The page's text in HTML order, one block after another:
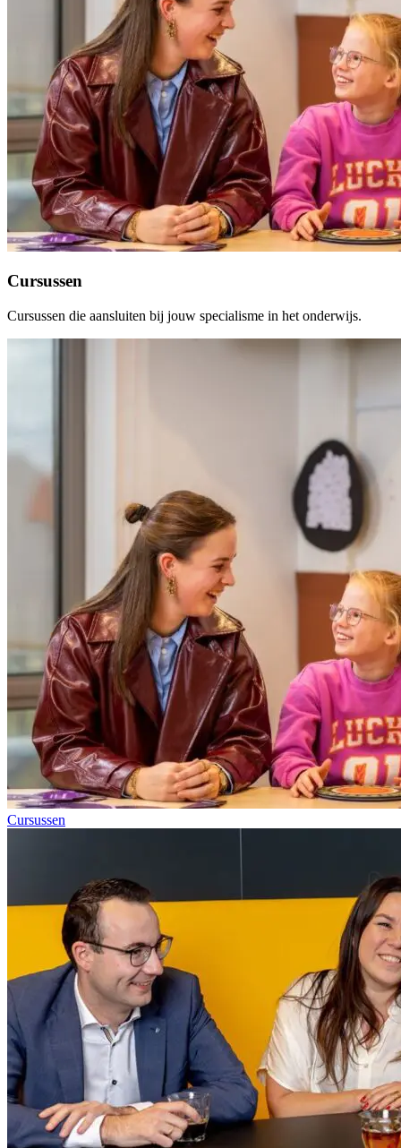
Cursussen
Cursussen die aansluiten bij jouw specialisme in het onderwijs.
Cursussen